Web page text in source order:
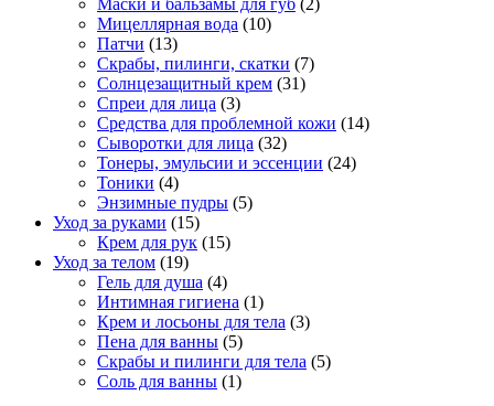
Маски и бальзамы для губ (2)
Мицеллярная вода (10)
Патчи (13)
Скрабы, пилинги, скатки (7)
Солнцезащитный крем (31)
Спреи для лица (3)
Средства для проблемной кожи (14)
Сыворотки для лица (32)
Тонеры, эмульсии и эссенции (24)
Тоники (4)
Энзимные пудры (5)
Уход за руками (15)
Крем для рук (15)
Уход за телом (19)
Гель для душа (4)
Интимная гигиена (1)
Крем и лосьоны для тела (3)
Пена для ванны (5)
Скрабы и пилинги для тела (5)
Соль для ванны (1)